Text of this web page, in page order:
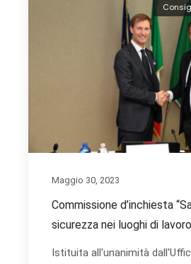
Maggio 30, 2023
Commissione d’inchiesta
sicurezza nei luoghi di
Istituita all'unanimità